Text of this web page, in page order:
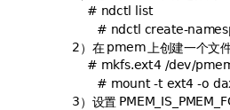
J&
J&
) ）在 # 上创建一个文
J"-
: ）设置 6